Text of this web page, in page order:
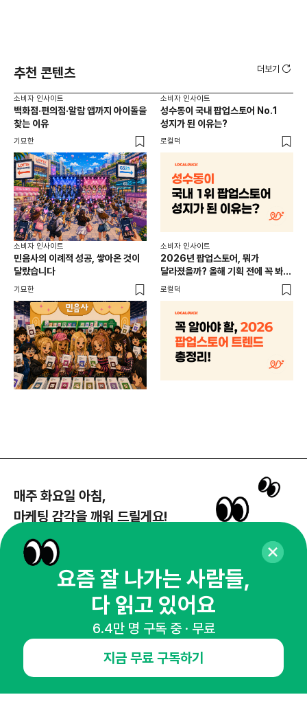
추천 콘텐츠 더보기
소비자 인사이트
백화점·편의점·알람 앱까지 아이돌을
찾는 이유
기묘한
소비자 인사이트
성수동이 국내 팝업스토어 No.1
성지가 된 이유는?
로컬덕
소비자 인사이트
민음사의 이례적 성공, 쌓아온 것이
달랐습니다
기묘한
소비자 인사이트
2026년 팝업스토어, 뭐가
달라졌을까? 올해 기획 전에 꼭 봐야
할 트렌드 4가지
로컬덕
매주 화요일 아침,
마케팅 감각을 깨워 드릴게요!
뉴스레터 구독하기
오픈애즈란
요즘 잘 나가는 사람들,
다 읽고 있어요
6.4만 명 구독 중 · 무료
지금 무료 구독하기